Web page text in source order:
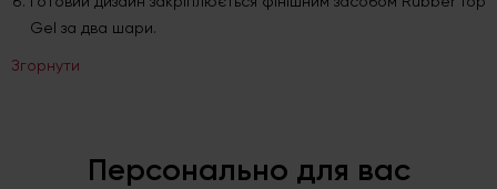
Gel за два шари.
Згорнути
Персонально для вас